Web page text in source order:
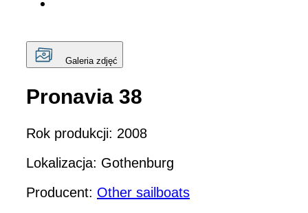
Galeria zdjęć
Pronavia 38
Rok produkcji: 2008
Lokalizacja: Gothenburg
Producent: Other sailboats